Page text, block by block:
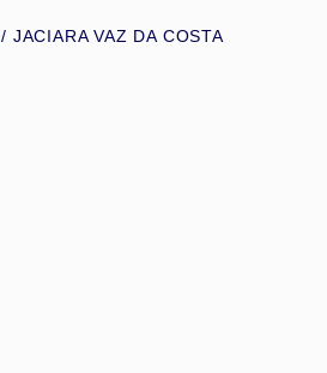
/ JACIARA VAZ DA COSTA